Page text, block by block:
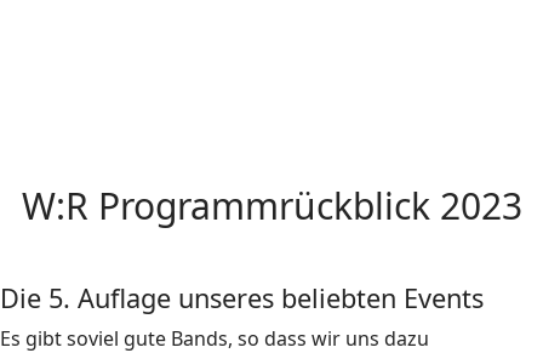
W:R Programmrückblick 2023
Die 5. Auflage unseres beliebten Events
Es gibt soviel gute Bands, so dass wir uns dazu